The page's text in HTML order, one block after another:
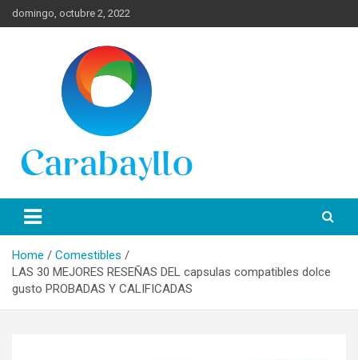
Skip
to
domingo, octubre 2, 2022
Portal de Lima Norte y
Carabayllo
información turística en español de toda España.
Home
Comestibles
LAS 30 MEJORES RESEÑAS DEL capsulas compatibles dolce
gusto PROBADAS Y CALIFICADAS